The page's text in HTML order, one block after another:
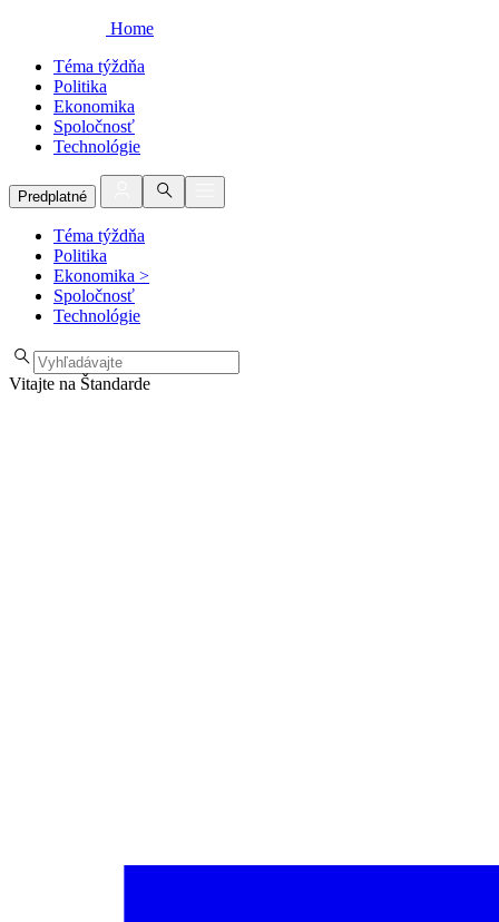
Home
Téma týždňa
Politika
Ekonomika
Spoločnosť
Technológie
Predplatné
Téma týždňa
Politika
Ekonomika >
Spoločnosť
Technológie
Vitajte na Štandarde